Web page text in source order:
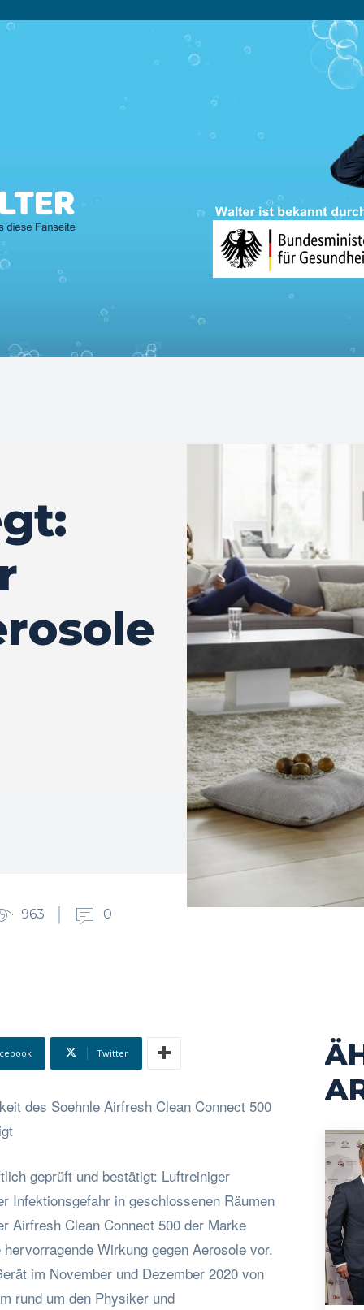
963 0
Twitter
des Soehnle Airfresh Clean Connect 500
geprüft und bestätigt: Luftreiniger
Infektionsgefahr in geschlossenen Räumen
Airfresh Clean Connect 500 der Marke
Wirkung gegen Aerosole vor.
im November und Dezember 2020 von
rund um den Physiker und